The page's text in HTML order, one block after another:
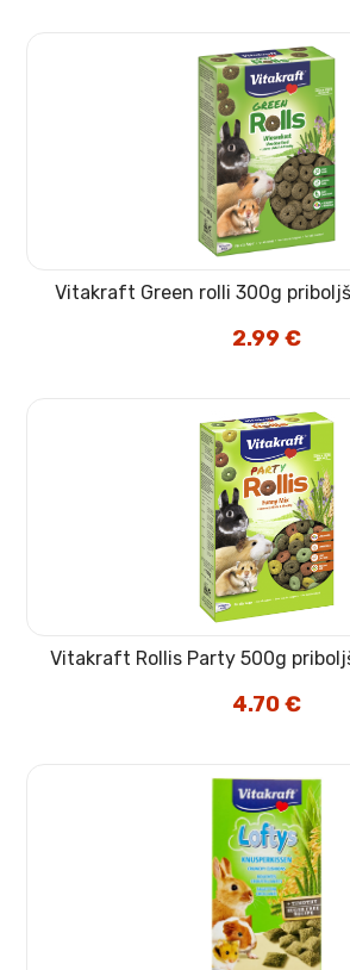
Vitakraft Green rolli 300g
2.99€
Vitakraft Rollis Party 500g
4.70€